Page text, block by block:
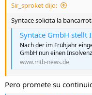
Sir_sproket dijo:
Syntace solicita la
Syntace GmbH stellt
Nach der im Frühjahr
GmbH nun einen
www.mtb-news.de
Pero promete su